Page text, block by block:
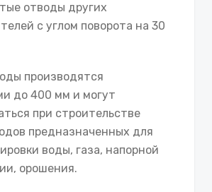
отводы других
с углом поворота на 30
производятся
до 400 мм и могут
при строительстве
предназначенных для
воды, газа, напорной
орошения.